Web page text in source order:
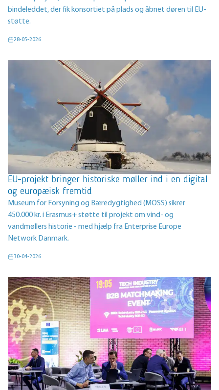
bindeleddet, der fik konsortiet på plads og åbnet døren til EU-
støtte.
28-05-2026
EU-projekt bringer historiske møller ind i en digital
og europæisk fremtid
Museum for Forsyning og Bæredygtighed (MOSS) sikrer
450.000 kr. i Erasmus+ støtte til projekt om vind- og
vandmøllers historie - med hjælp fra Enterprise Europe
Network Danmark.
30-04-2026